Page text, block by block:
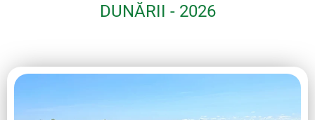
DUNĂRII - 2026